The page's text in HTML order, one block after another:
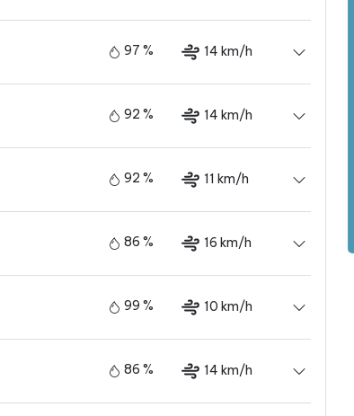
97 % 14 km/h
92 % 14 km/h
92 % 11 km/h
86 % 16 km/h
99 % 10 km/h
86 % 14 km/h